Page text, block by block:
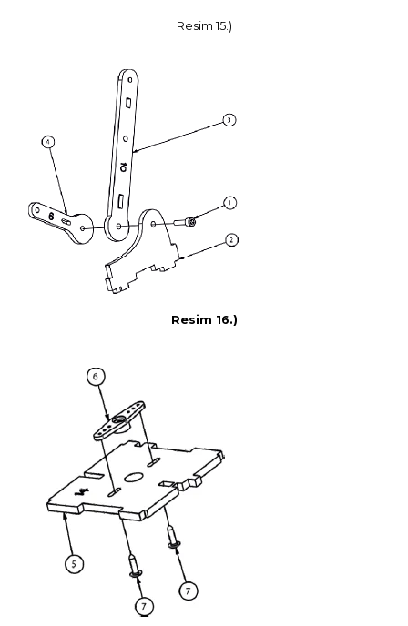
Resim 15.)
Resim 16.)